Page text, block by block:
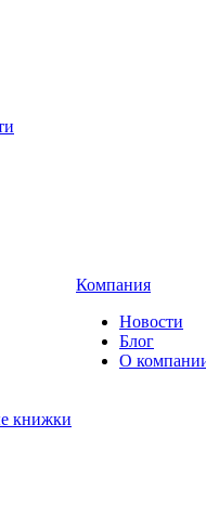
книжки
Компания
Новости
Блог
О